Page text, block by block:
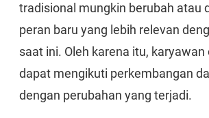
tradisional mungkin berubah atau
peran baru yang lebih relevan
saat ini. Oleh karena itu, karyawan
dapat mengikuti perkembangan
dengan perubahan yang terjadi.